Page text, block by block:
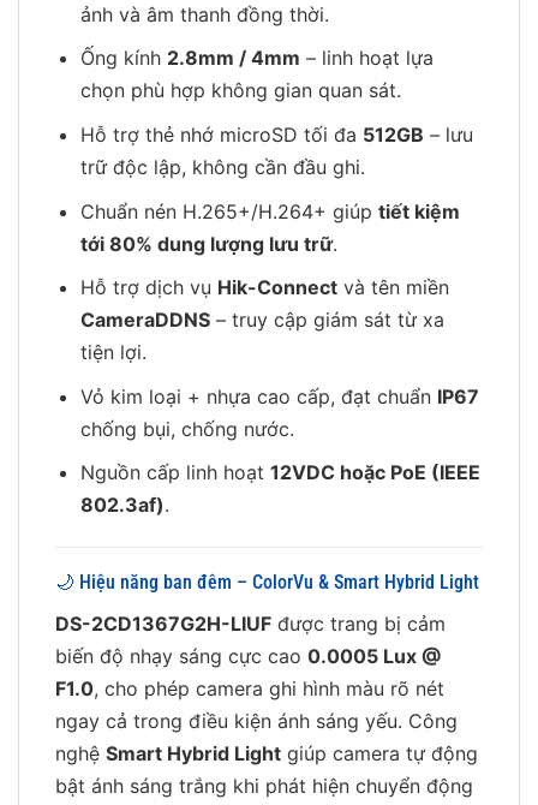
ảnh và âm thanh đồng thời.
Ống kính 2.8mm / 4mm – linh hoạt lựa
chọn phù hợp không gian quan sát.
Hỗ trợ thẻ nhớ microSD tối đa 512GB – lưu
trữ độc lập, không cần đầu ghi.
Chuẩn nén H.265+/H.264+ giúp tiết kiệm
tới 80% dung lượng lưu trữ.
Hỗ trợ dịch vụ Hik-Connectvà tên miền
CameraDDNS– truy cập giám sát từ xa
tiện lợi.
Vỏ kim loại + nhựa cao cấp, đạt chuẩn IP67
chống bụi, chống nước.
Nguồn cấp linh hoạt 12VDC hoặc PoE (IEEE
802.3af).
🌙 Hiệu năng ban đêm – ColorVu & Smart Hybrid Light
DS-2CD1367G2H-LIUF được trang bị cảm
biến độ nhạy sáng cực cao 0.0005 Lux @
F1.0, cho phép camera ghi hình màu rõ nét
ngay cả trong điều kiện ánh sáng yếu. Công
nghệ Smart Hybrid Light giúp camera tự động
bật ánh sáng trắng khi phát hiện chuyển động